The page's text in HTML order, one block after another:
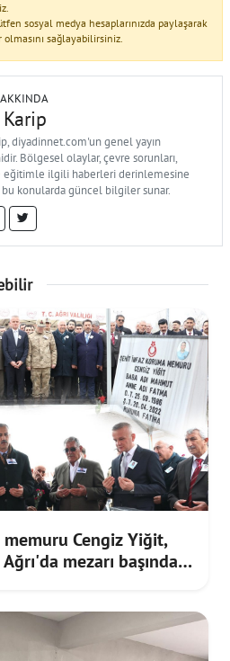
sosyal medya hesaplarınızda paylaşarak
sağlayabilirsiniz.
diyadinnet.com'un genel yayın
Bölgesel olaylar, çevre sorunları,
eğitimle ilgili haberleri derinlemesine
konularda güncel bilgiler sunar.
Cengiz Yiğit,
mezarı başında